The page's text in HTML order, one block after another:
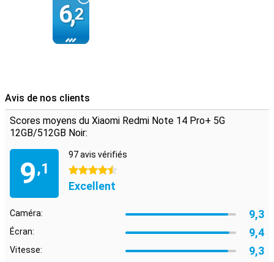
streaming. La finition noire confère au téléphone une allure
élégante, tandis que les matériaux durables garantissent une
6,2
Avis de nos clients
Scores moyens du Xiaomi Redmi Note 14 Pro+ 5G
12GB/512GB Noir:
9,1
97 avis vérifiés
4.5 étoiles
Excellent
Caméra: 9,3
Écran: 9,4
Vitesse: 9,3